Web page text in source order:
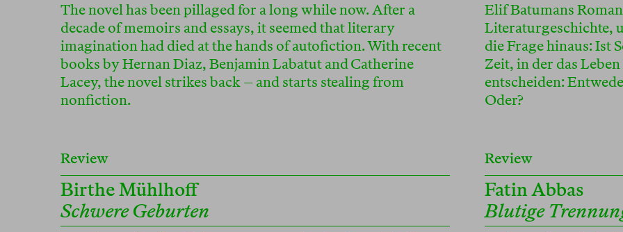
The novel has been pillaged for a long while now. After a
decade of memoirs and essays, it seemed that literary
imagination had died at the hands of autofiction. With recent
books by Hernan Diaz, Benjamin Labatut and Catherine
Lacey, the novel strikes back – and starts stealing from
nonfiction.
Elif Batumans
Literaturgeschichte,
die Frage hinaus: Ist
Zeit, in der das
entscheiden:
Oder?
Review
Birthe Mühlhoff
Schwere Geburten
Review
Fatin Abbas
Blutige